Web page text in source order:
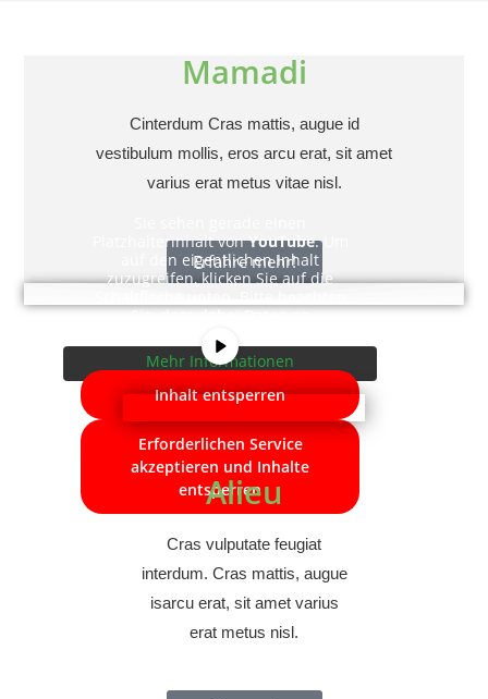
Mamadi
Cinterdum Cras mattis, augue id
vestibulum mollis, eros arcu erat, sit amet
varius erat metus vitae nisl.
Erfahre mehr!
Platzhalterinhalt vonYouTube. Um
auf den eigentlichen Inhalt
zuzugreifen, klicken Sie auf die
Sie, dass dabei Daten an
Mehr Informationen
Inhalt entsperren
Erforderlichen Service
akzeptieren und Inhalte
entsperren
Alieu
Cras vulputate feugiat
interdum. Cras mattis, augue
isarcu erat, sit amet varius
erat metus nisl.